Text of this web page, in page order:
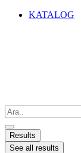
KATALOG
Results
See all results